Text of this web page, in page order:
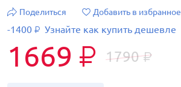
Поделиться
Добавить в избранное
-1400 ₽ Узнайте как купить дешевле
1669 ₽ 1790₽